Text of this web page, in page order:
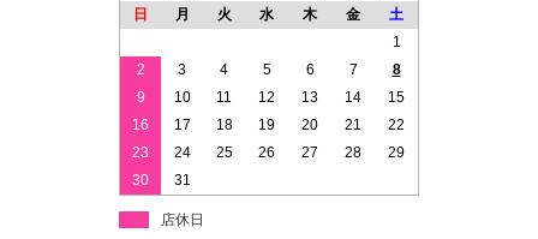
日
月 火 水 木 金
土
1
2
3 4 5 6 7
8
9
10 11 12 13 14
15
16
17 18 19 20 21
22
23
24 25 26 27 28
29
30
31
店休日